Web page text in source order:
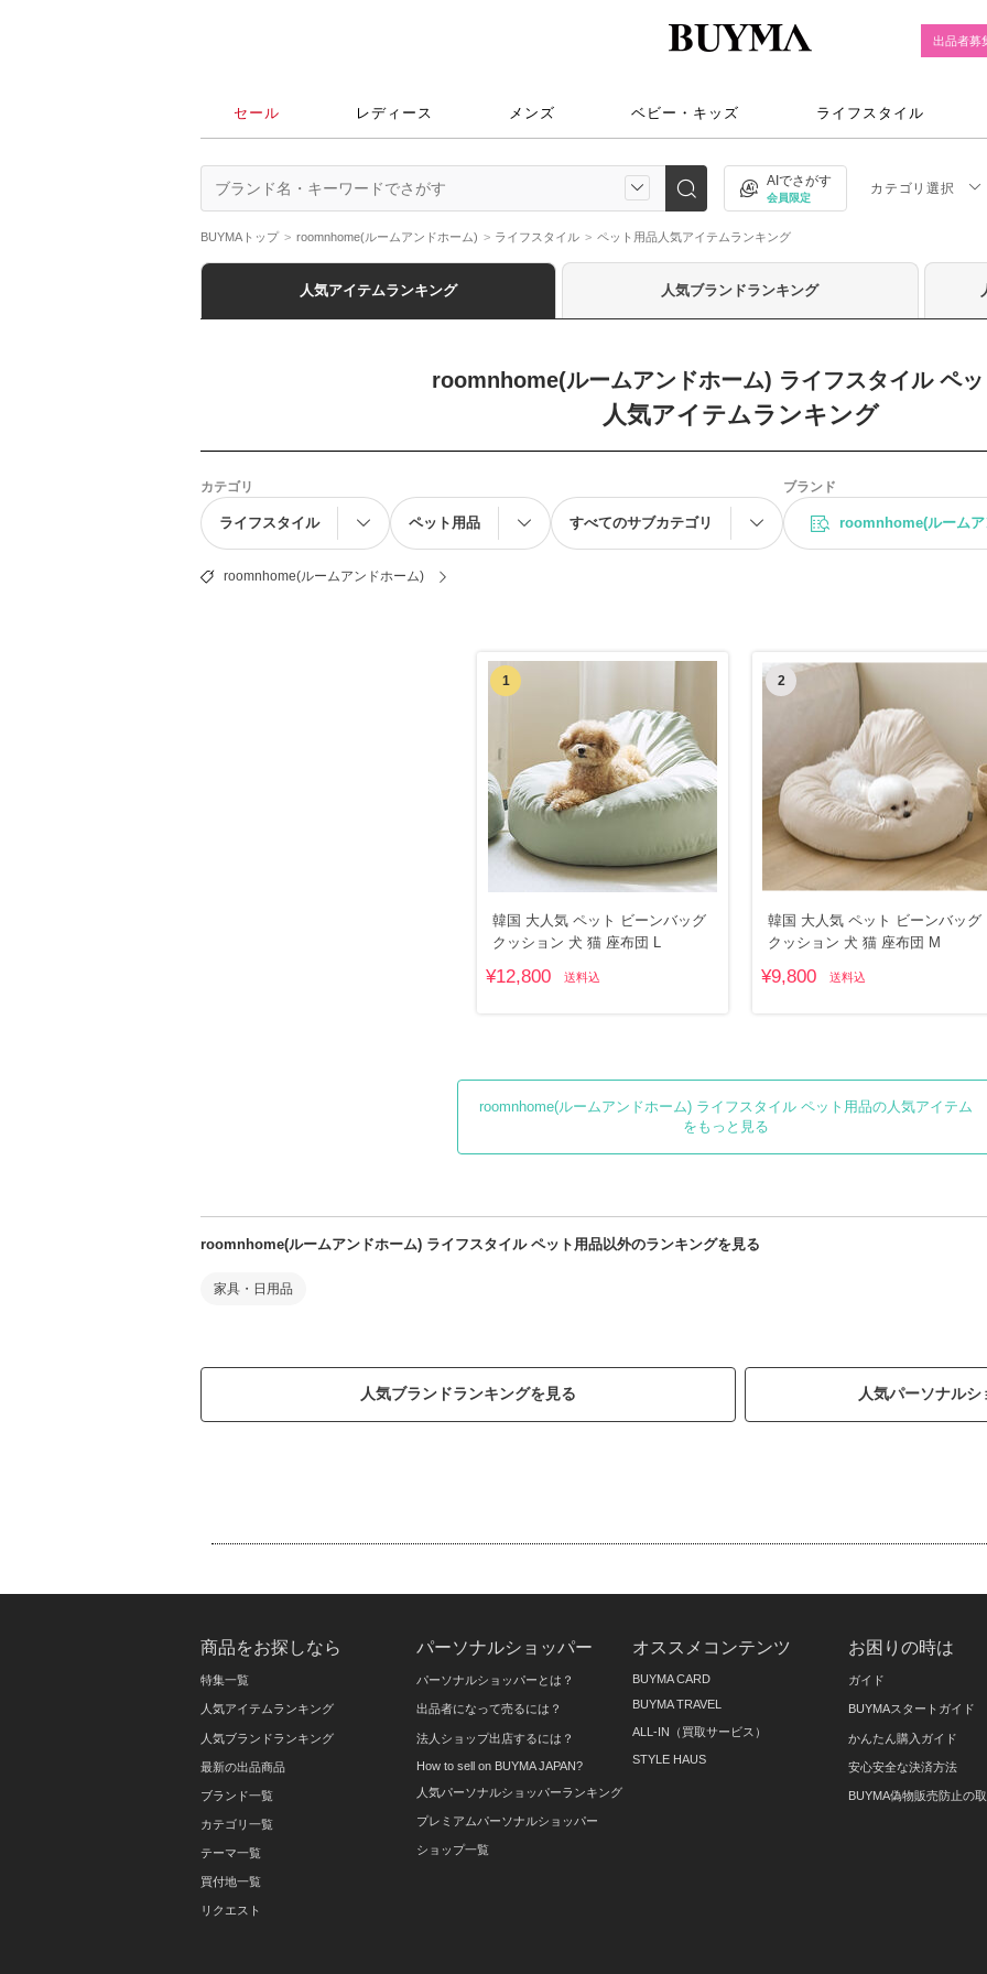
出品者募
セール レディース メンズ ベビー・キッズ ライフスタイル
AIでさがす
会員限定
カテゴリ選択
BUYMAトップ roomnhome(ルームアンドホーム) ライフスタイル ペット用品人気アイテムランキング
人気アイテムランキング 人気ブランドランキング
roomnhome(ルームアンドホーム) ライフスタイル ペ
人気アイテムランキング
カテゴリ
ライフスタイル ペット用品 すべてのサブカテゴリ
ブランド
roomnhome(ルームア
roomnhome(ルームアンドホーム)
1
韓国 大人気 ペット ビーンバッグ
クッション 犬 猫 座布団 L
¥12,800 送料込
2
韓国 大人気 ペット ビーンバッグ
クッション 犬 猫 座布団 M
¥9,800 送料込
roomnhome(ルームアンドホーム) ライフスタイル ペット用品の人気アイテム
をもっと見る
roomnhome(ルームアンドホーム) ライフスタイル ペット用品以外のランキングを見る
家具・日用品
人気ブランドランキングを見る 人気パーソナル
商品をお探しなら
特集一覧
人気アイテムランキング
人気ブランドランキング
最新の出品商品
ブランド一覧
カテゴリ一覧
テーマ一覧
買付地一覧
リクエスト
パーソナルショッパー
パーソナルショッパーとは？
出品者になって売るには？
法人ショップ出店するには？
How to sell on BUYMA JAPAN?
人気パーソナルショッパーランキング
プレミアムパーソナルショッパー
ショップ一覧
オススメコンテンツ
BUYMA CARD
BUYMA TRAVEL
ALL-IN（買取サービス）
STYLE HAUS
お困りの時は
ガイド
BUYMAスタートガイド
かんたん購入ガイド
安心安全な決済方法
BUYMA偽物販売防止の